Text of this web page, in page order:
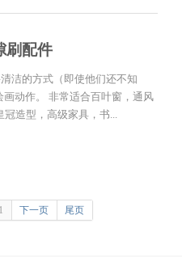
刷配件
洁的方式（即使他们还不知
动作。 非常适合百叶窗，通风
造型，高级家具，书...
1 下一页 尾页